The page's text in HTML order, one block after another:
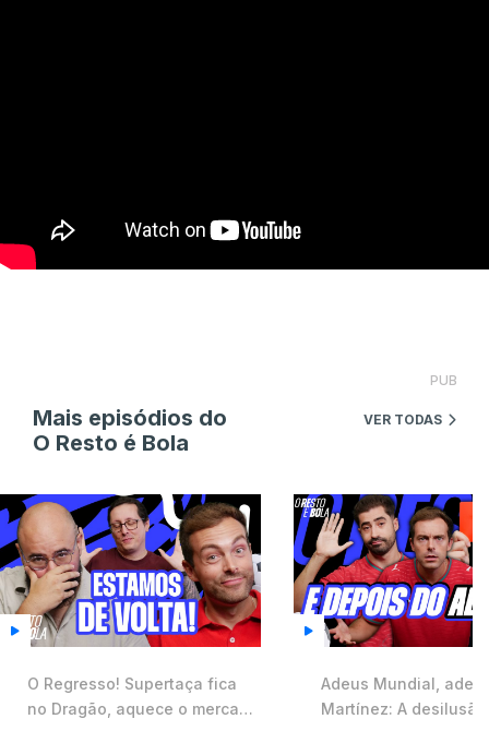
PUB
Mais episódios do
O Resto é Bola
VER TODAS
O Regresso! Supertaça fica
no Dragão, aquece o mercado
Adeus Mundial,
Martínez: A